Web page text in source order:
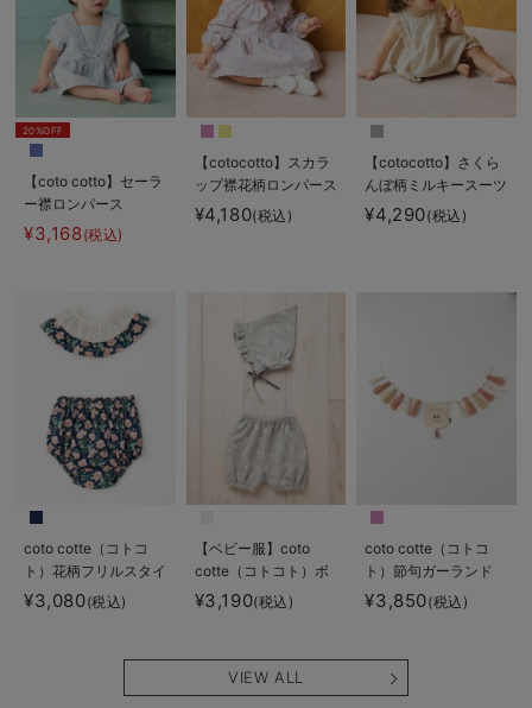
20%OFF
【coto cotto】セーラ
ー襟ロンパース
¥3,168(税込)
【cotocotto】スカラ
ップ襟花柄ロンパース
¥4,180(税込)
【cotocotto】さくら
んぼ柄ミルキースーツ
¥4,290(税込)
coto cotte（コトコ
ト）花柄フリルスタイ
&ブルマ2点セット
¥3,080(税込)
【ベビー服】coto
cotte（コトコト）ボ
ンネット＆ブルマセッ
¥3,190(税込)
coto cotte（コトコ
ト）節句ガーランド
¥3,850(税込)
VIEW ALL